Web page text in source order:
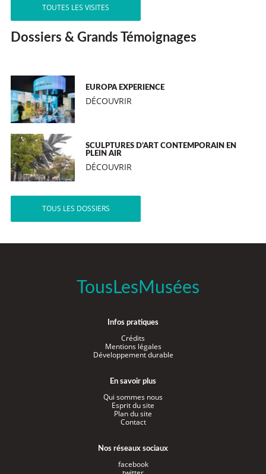
TOUTES LES VISITES
Dossiers & Grands Témoignages
EUROPA EXPERIENCE
DÉCOUVRIR
SCULPTURES D’ART CONTEMPORAIN EN
PLEIN AIR
DÉCOUVRIR
TOUS LES DOSSIERS
TousLesMusées
Infos pratiques
Crédits
Mentions légales
Développement durable
En savoir plus
Qui sommes nous
Esprit du site
Plan du site
Contact
Nos réseaux sociaux
facebook